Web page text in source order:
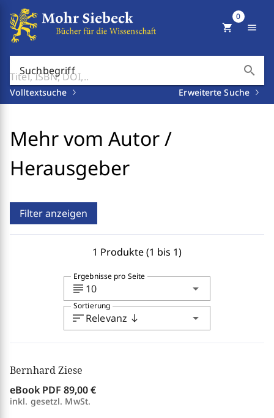
Suchbegriff search
Volltextsuche Erweiterte Suche
shopping_cart
0
menu
Mehr vom Autor /
Herausgeber
Filter anzeigen
1 Produkte (1 bis 1)
subject 10 arrow_drop_down
Ergebnisse pro Seite
sortRelevanz south arrow_drop_down
Sortierung
Bernhard Ziese
eBook PDF 89,00 €
inkl. gesetzl. MwSt.